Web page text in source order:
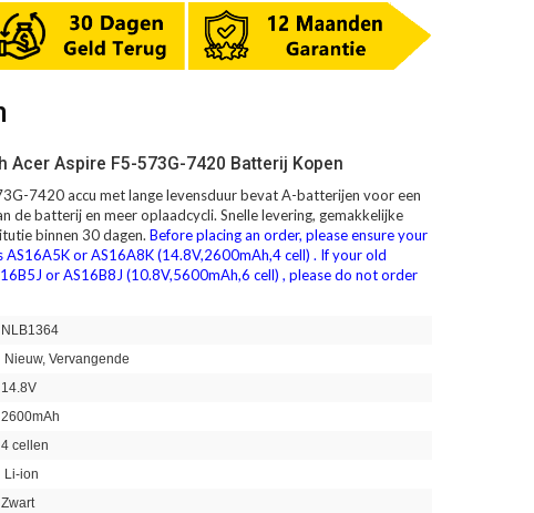
Acer Aspire F5-573G-7420 Batterij Kopen
7420 accu met lange levensduur bevat A-batterijen voor een
de batterij en meer oplaadcycli. Snelle levering, gemakkelijke
binnen 30 dagen.Before placing an order, please ensure your
or AS16A8K (14.8V,2600mAh,4 cell) . If your old
or AS16B8J (10.8V,5600mAh,6 cell) , please do not order
NLB1364
Nieuw, Vervangende
14.8V
2600mAh
4 cellen
Li-ion
Zwart